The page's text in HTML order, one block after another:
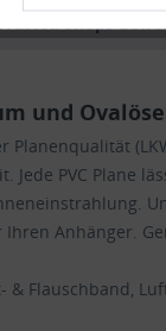
Shops
und
Planenqualität
Jede PVC Plane
Anhänger.
& Flauschband,